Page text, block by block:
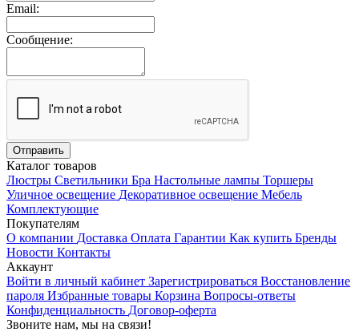
Email:
Сообщение:
Каталог товаров
Люстры Светильники Бра Настольные лампы Торшеры
Уличное освещение Декоративное освещение Мебель
Комплектующие
Покупателям
О компании Доставка Оплата Гарантии Как купить Бренды
Новости Контакты
Аккаунт
Войти в личный кабинет Зарегистрироваться Восстановление
пароля Избранные товары Корзина Вопросы-ответы
Конфиденциальность Договор-оферта
Звоните нам, мы на связи!